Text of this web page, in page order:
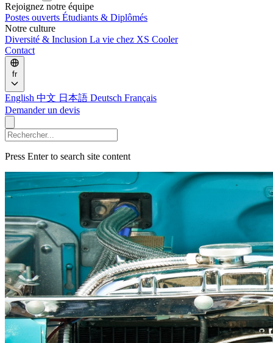
Rejoignez notre équipe
Postes ouverts Étudiants & Diplômés
Notre culture
Diversité & Inclusion La vie chez XS Cooler
Contact
fr
English 中文 日本語 Deutsch Français
Demander un devis
Press Enter to search site content